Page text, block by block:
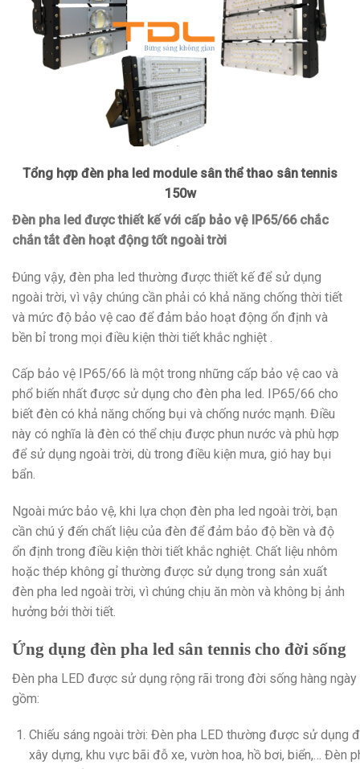
Tổng hợp đèn pha led module sân thể thao sân tennis
150w
Đèn pha led được thiết kế với cấp bảo vệ IP65/66 chắc
chắn tắt đèn hoạt động tốt ngoài trời
Đúng vậy, đèn pha led thường được thiết kế để sử dụng
ngoài trời, vì vậy chúng cần phải có khả năng chống thời tiết
và mức độ bảo vệ cao để đảm bảo hoạt động ổn định và
bền bỉ trong mọi điều kiện thời tiết khắc nghiệt .
Cấp bảo vệ IP65/66 là một trong những cấp bảo vệ cao và
phổ biến nhất được sử dụng cho đèn pha led. IP65/66 cho
biết đèn có khả năng chống bụi và chống nước mạnh. Điều
này có nghĩa là đèn có thể chịu được phun nước và phù hợp
để sử dụng ngoài trời, dù trong điều kiện mưa, gió hay bụi
bẩn.
Ngoài mức bảo vệ, khi lựa chọn đèn pha led ngoài trời, bạn
cần chú ý đến chất liệu của đèn để đảm bảo độ bền và độ
ổn định trong điều kiện thời tiết khắc nghiệt. Chất liệu nhôm
hoặc thép không gỉ thường được sử dụng trong sản xuất
đèn pha led ngoài trời, vì chúng chịu ăn mòn và không bị ảnh
hưởng bởi thời tiết.
Ứng dụng đèn pha led sân tennis cho đời sống
Đèn pha LED được sử dụng rộng rãi trong đời sống hàng
gồm:
Chiếu sáng ngoài trời: Đèn pha LED thường được sử dụng
xây dựng, khu vực bãi đỗ xe, vườn hoa, hồ bơi, biển,… Đèn